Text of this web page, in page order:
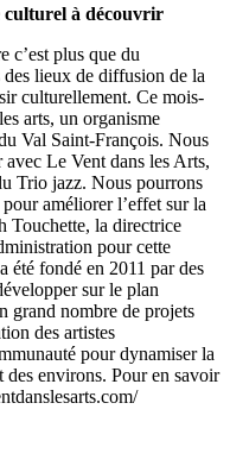
culturel à découvrir
c’est plus que du
lieux de diffusion de la
culturellement. Ce mois-
arts, un organisme
Val Saint-François. Nous
Le Vent dans les Arts,
Trio jazz. Nous pourrons
améliorer l’effet sur la
Touchette, la directrice
pour cette
été fondé en 2011 par des
sur le plan
grand nombre de projets
des artistes
pour dynamiser la
environs. Pour en savoir